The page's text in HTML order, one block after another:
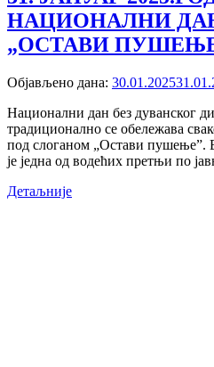
НАЦИОНАЛНИ
„ОСТАВИ
Објављено дана: 30.01.2025
Национални дан без дуванског
традиционално се обележава
под слоганом „Остави пушење”.
је једна од водећих претњи по
Детаљније